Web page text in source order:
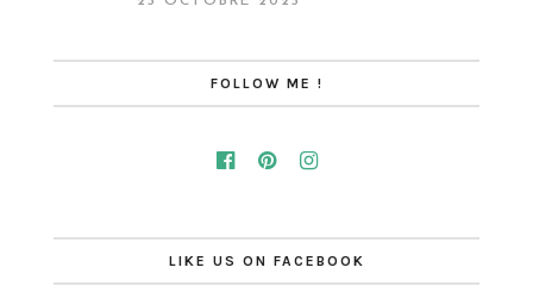
FOLLOW ME !
LIKE US ON FACEBOOK